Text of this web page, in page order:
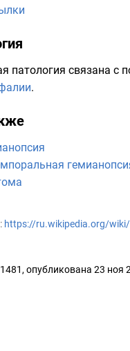
патология связана с
.
https://ru.wikipedia.org/
опубликована 23 ноя